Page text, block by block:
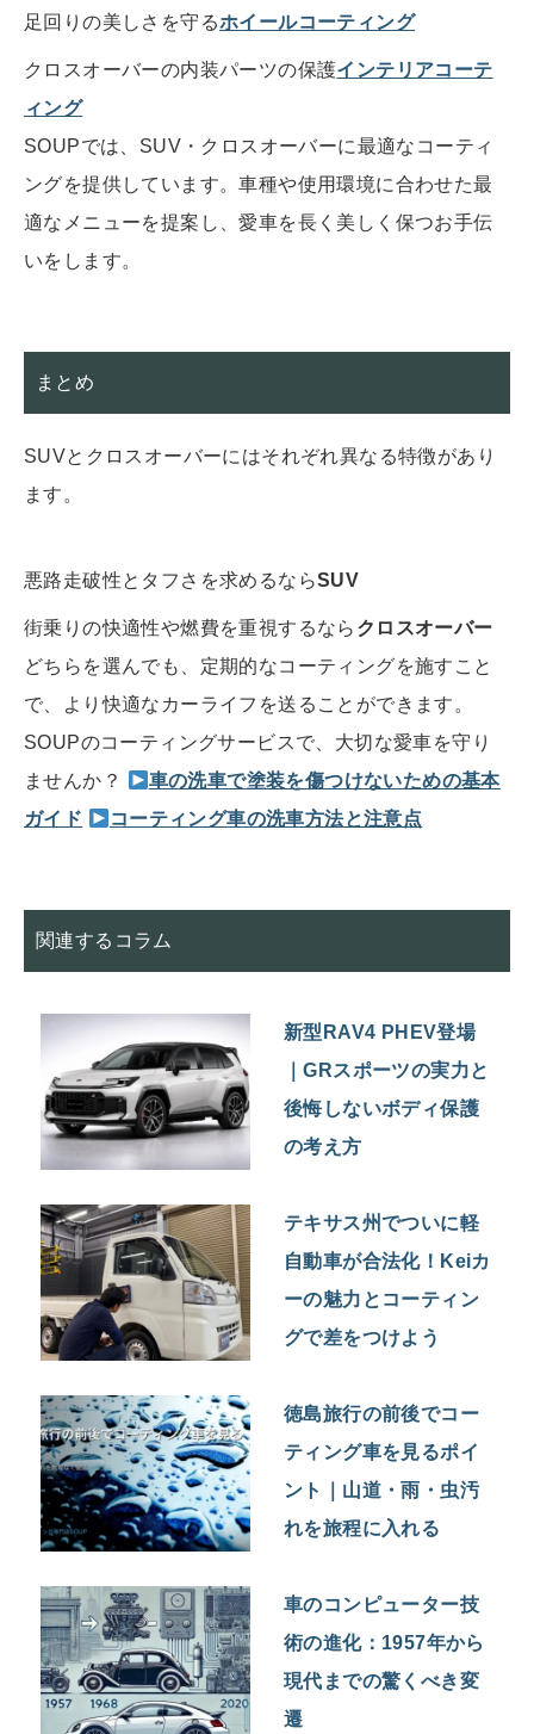
足回りの美しさを守るホイールコーティング
クロスオーバーの内装パーツの保護インテリアコーテ
ィング
SOUPでは、SUV・クロスオーバーに最適なコーティ
ングを提供しています。車種や使用環境に合わせた最
適なメニューを提案し、愛車を長く美しく保つお手伝
いをします。
まとめ
SUVとクロスオーバーにはそれぞれ異なる特徴があり
ます。
悪路走破性とタフさを求めるならSUV
街乗りの快適性や燃費を重視するなら クロスオーバー
どちらを選んでも、定期的なコーティングを施すこと
で、より快適なカーライフを送ることができます。
SOUPのコーティングサービスで、大切な愛車を守り
ませんか？
車の洗車で塗装を傷つけないための基本
ガイド
コーティング車の洗車方法と注意点
関連するコラム
新型RAV4 PHEV登場
｜GRスポーツの実力と
後悔しないボディ保護
の考え方
テキサス州でついに軽
自動車が合法化！Keiカ
ーの魅力とコーティン
グで差をつけよう
徳島旅行の前後でコー
ティング車を見るポイ
ント｜山道・雨・虫汚
れを旅程に入れる
車のコンピューター技
術の進化：1957年から
現代までの驚くべき変
遷